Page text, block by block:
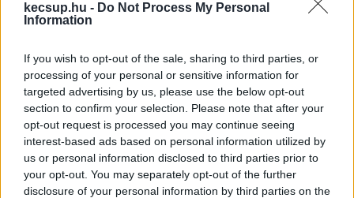
kecsup.hu - Do Not Process My Personal
Information
If you wish to opt-out of the sale, sharing to third parties, or
processing of your personal or sensitive information for
targeted advertising by us, please use the below opt-out
section to confirm your selection. Please note that after your
opt-out request is processed you may continue seeing
interest-based ads based on personal information utilized by
us or personal information disclosed to third parties prior to
your opt-out. You may separately opt-out of the further
disclosure of your personal information by third parties on the
Az NNGYK szerint ugyanakkor jelenleg a
közműves ivóvízellátás tekinthető
közegészségügyi szempontból a
legbiztonságosabb ivóvízforrásnak, és minden
egyéb alternatív ellátási mód – ideértve a saját
telken található kútvíz fogyasztását – nagyobb
kockázatot jelent a fogyasztók egészségére. S